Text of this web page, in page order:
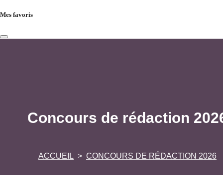
Mes favoris
Concours de rédaction
ACCUEIL CONCOURS DE RÉDACTION 2026